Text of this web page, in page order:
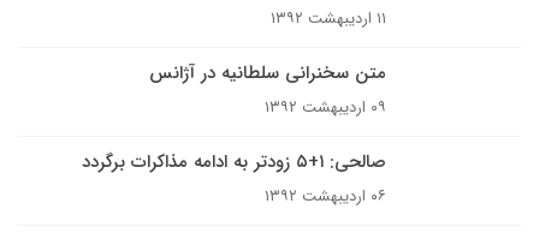
۱۱ اردیبهشت ۱۳۹۲
متن سخنرانی سلطانیه در آژانس
۰۹ اردیبهشت ۱۳۹۲
صالحی: ۱+۵ زودتر به ادامه مذاکرات برگردد‬
۰۶ اردیبهشت ۱۳۹۲